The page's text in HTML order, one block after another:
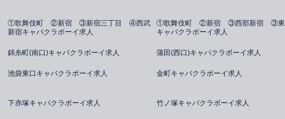
①歌舞伎町 ②新宿 ③新宿三丁目 ④西武
新宿キャバクラボーイ求人
①歌舞伎町 ②新宿 ③西部新宿 ③東
キャバクラボーイ求人
錦糸町(南口)キャバクラボーイ求人 蒲田(西口)キャバクラボーイ求人
池袋東口キャバクラボーイ求人 金町キャバクラボーイ求人
下赤塚キャバクラボーイ求人 竹ノ塚キャバクラボーイ求人